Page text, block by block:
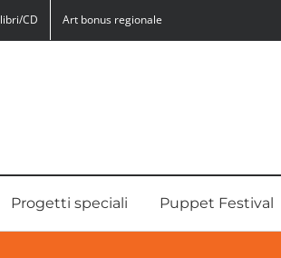
libri/CD Art bonus regionale
Progetti speciali Puppet Festival